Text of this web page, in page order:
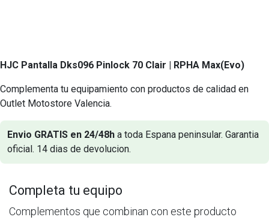
HJC Pantalla Dks096 Pinlock 70 Clair | RPHA Max(Evo)
Complementa tu equipamiento con productos de calidad en
Outlet Motostore Valencia.
Envio GRATIS en 24/48h a toda Espana peninsular. Garantia
oficial. 14 dias de devolucion.
Completa tu equipo
Complementos que combinan con este producto